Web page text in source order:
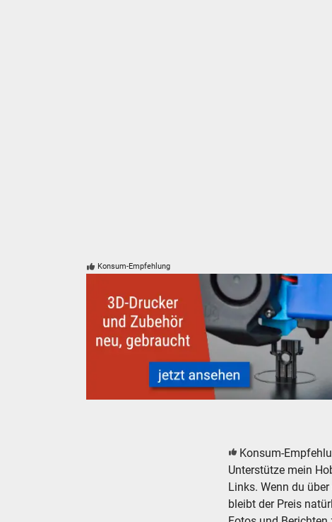
Konsum-Empfehlung
Konsum-
Unterstütze mein
Links. Wenn du
bleibt der Preis